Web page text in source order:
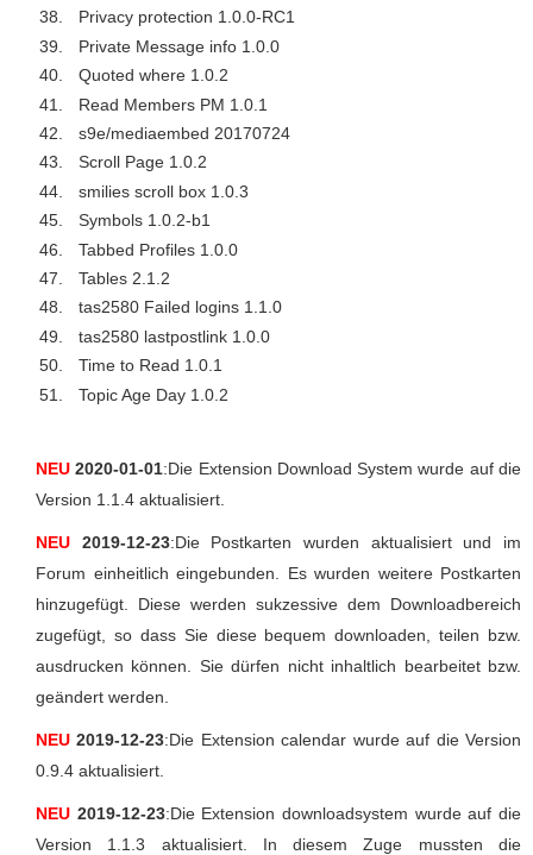
Privacy protection 1.0.0-RC1
Private Message info 1.0.0
Quoted where 1.0.2
Read Members PM 1.0.1
s9e/mediaembed 20170724
Scroll Page 1.0.2
smilies scroll box 1.0.3
Symbols 1.0.2-b1
Tabbed Profiles 1.0.0
Tables 2.1.2
tas2580 Failed logins 1.1.0
tas2580 lastpostlink 1.0.0
Time to Read 1.0.1
Topic Age Day 1.0.2
NEU 2020-01-01:Die Extension Download System wurde auf die
Version 1.1.4 aktualisiert.
NEU 2019-12-23:Die Postkarten wurden aktualisiert und im
Forum einheitlich eingebunden. Es wurden weitere Postkarten
hinzugefügt. Diese werden sukzessive dem Downloadbereich
zugefügt, so dass Sie diese bequem downloaden, teilen bzw.
ausdrucken können. Sie dürfen nicht inhaltlich bearbeitet bzw.
geändert werden.
NEU 2019-12-23:Die Extension calendar wurde auf die Version
0.9.4 aktualisiert.
NEU 2019-12-23:Die Extension downloadsystem wurde auf die
Version 1.1.3 aktualisiert. In diesem Zuge mussten die